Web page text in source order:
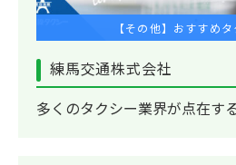
【その他】おすすめ
練馬交通株式会社
多くのタクシー業界が点在す